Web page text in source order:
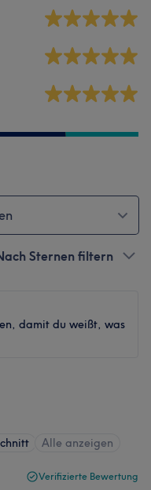
Sternen filtern
damit du weißt, was
Alle anzeigen
Verifizierte Bewertung